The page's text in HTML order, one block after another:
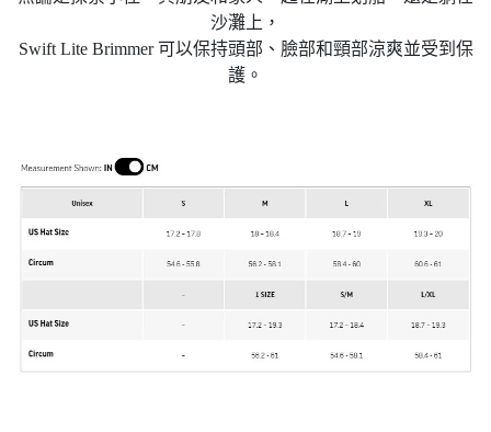
沙灘上，
Swift Lite Brimmer 可以保持頭部、臉部和頸部涼爽並受到保
護。